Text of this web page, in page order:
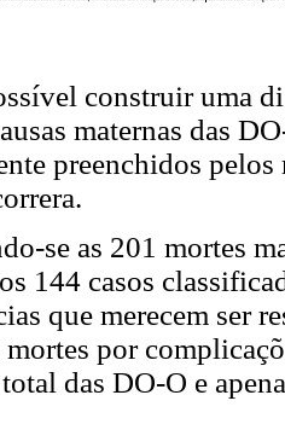
construir uma
maternas das
preenchidos
se as 201 mortes
144 casos
que merecem ser
por
das DO-O e